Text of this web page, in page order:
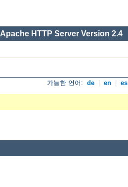
Apache HTTP Server Version 2.4
가능한 언어: de en es